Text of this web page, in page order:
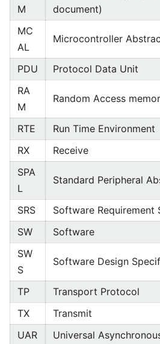
M
document)
MC
AL
Microcontroller
PDU
Protocol Data Unit
RA
M
Random Access
RTE
Run Time Environment
RX
Receive
SPA
L
Standard Peripheral
SRS
Software Requirement
SW
Software
SW
S
Software Design
TP
Transport Protocol
TX
Transmit
UAR
Universal